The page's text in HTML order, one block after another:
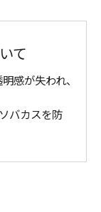
て
感が失われ、
バカスを防